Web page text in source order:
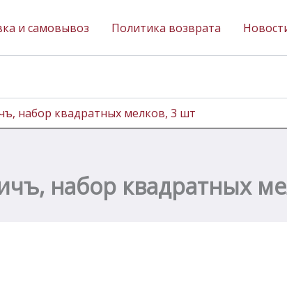
и самовывоз Политика возврата
набор квадратных мелков, 3 шт
набор квадратных